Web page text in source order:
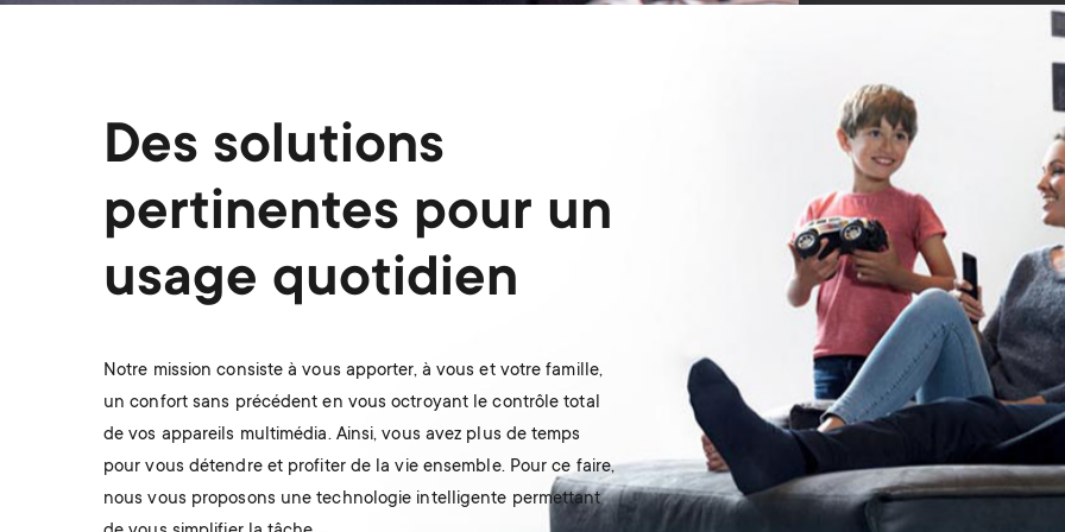
Des solutions
pertinentes pour un
usage quotidien
Notre mission consiste à vous apporter, à vous et votre famille,
un confort sans précédent en vous octroyant le contrôle total
de vos appareils multimédia. Ainsi, vous avez plus de temps
pour vous détendre et profiter de la vie ensemble. Pour ce faire,
nous vous proposons une technologie intelligente permettant